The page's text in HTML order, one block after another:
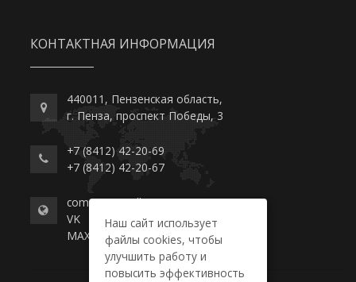
КОНТАКТНАЯ ИНФОРМАЦИЯ
440011, Пензенская область,
г. Пенза, проспект Победы, 3
+7 (8412) 42-20-69
+7 (8412) 42-20-67
commerce-college.ru
VK
MAX
Наш сайт использует
файлы cookies, чтобы
улучшить работу и
повысить эффективность